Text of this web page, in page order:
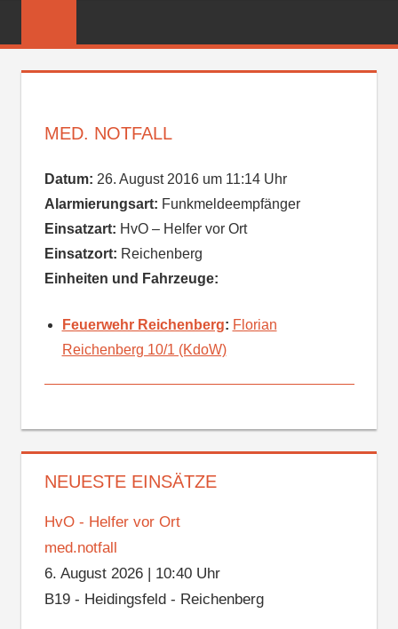
FEUERWEHR
MED. NOTFALL
Datum: 26. August 2016 um 11:14 Uhr
Alarmierungsart: Funkmeldeempfänger
Einsatzart: HvO – Helfer vor Ort
Einsatzort: Reichenberg
Einheiten und Fahrzeuge:
Feuerwehr Reichenberg: Florian
Reichenberg 10/1 (KdoW)
NEUESTE EINSÄTZE
HvO - Helfer vor Ort
med.notfall
6. August 2026| 10:40 Uhr
B19 - Heidingsfeld - Reichenberg